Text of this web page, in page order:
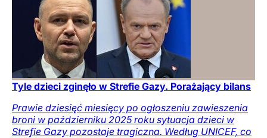
Tyle dzieci zginęło w Strefie Gazy. Porażający bilans
Prawie dziesięć miesięcy po ogłoszeniu zawieszenia
broni w październiku 2025 roku sytuacja dzieci w
Strefie Gazy pozostaje tragiczna. Według UNICEF, co